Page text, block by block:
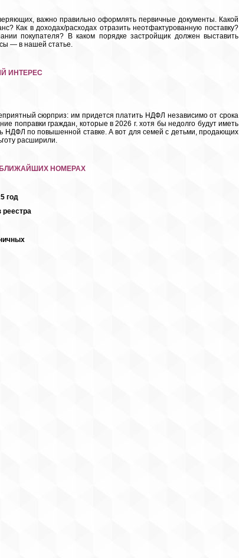
важно правильно оформлять первичные документы. Какой
Как в доходах/расходах отразить неотфактурованную поставку?
покупателя? В каком порядке застройщик должен выставить
— в нашей статье.
ИНТЕРЕС
сюрприз: им придется платить НДФЛ независимо от срока
поправки граждан, которые в 2026 г. хотя бы недолго будут иметь
НДФЛ по повышенной ставке. А вот для семей с детьми, продающих
расширили.
БЛИЖАЙШИХ НОМЕРАХ
год